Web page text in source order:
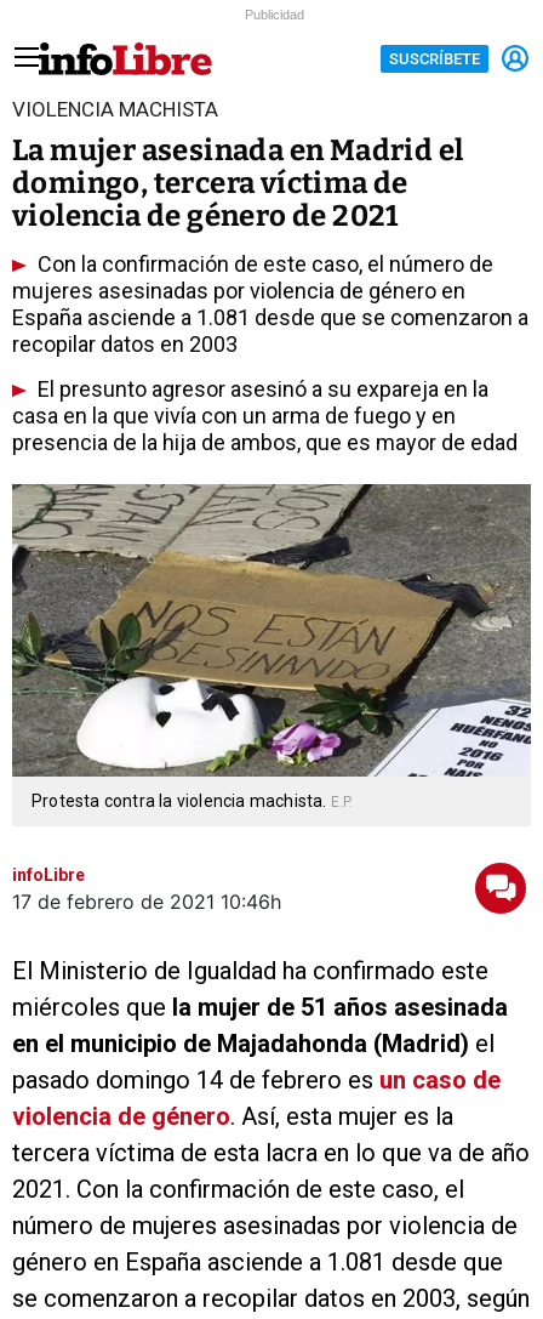
Publicidad
SUSCRÍBETE
VIOLENCIA MACHISTA
La mujer asesinada en Madrid el
domingo, tercera víctima de
violencia de género de 2021
Con la confirmación de este caso, el número de
mujeres asesinadas por violencia de género en
España asciende a 1.081 desde que se comenzaron a
recopilar datos en 2003
El presunto agresor asesinó a su expareja en la
casa en la que vivía con un arma de fuego y en
presencia de la hija de ambos, que es mayor de edad
Protesta contra la violencia machista. E.P.
infoLibre
17 de febrero de 2021 10:46h
El Ministerio de Igualdad ha confirmado este
miércoles que la mujer de 51 años asesinada
en el municipio de Majadahonda (Madrid) el
pasado domingo 14 de febrero es un caso de
violencia de género. Así, esta mujer es la
tercera víctima de esta lacra en lo que va de año
2021. Con la confirmación de este caso, el
número de mujeres asesinadas por violencia de
género en España asciende a 1.081 desde que
se comenzaron a recopilar datos en 2003, según